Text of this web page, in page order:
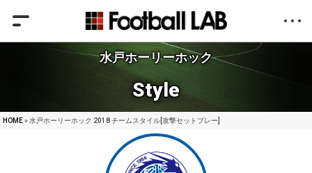
水戸ホーリーホック
Style
HOME» 水戸ホーリーホック 2018 チームスタイル[攻撃セットプレー]